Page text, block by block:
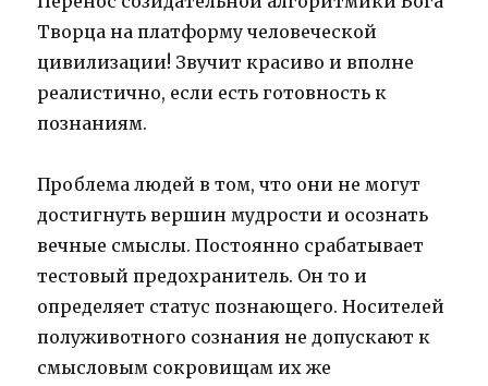
Творца на платформу человеческой
цивилизации! Звучит красиво и вполне
реалистично, если есть готовность к
познаниям.
Проблема людей в том, что они не могут
достигнуть вершин мудрости и осознать
вечные смыслы. Постоянно срабатывает
тестовый предохранитель. Он то и
определяет статус познающего. Носителей
полуживотного сознания не допускают к
смысловым сокровищам их же